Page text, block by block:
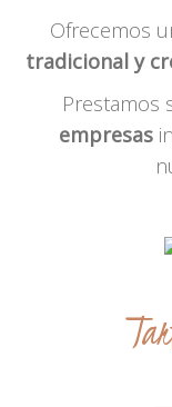
Ofrecemos
tradicional y
Prestamos
empresas